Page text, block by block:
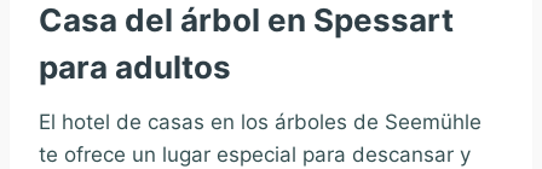
Casa del árbol en Spessart
para adultos
El hotel de casas en los árboles de Seemühle
te ofrece un lugar especial para descansar y